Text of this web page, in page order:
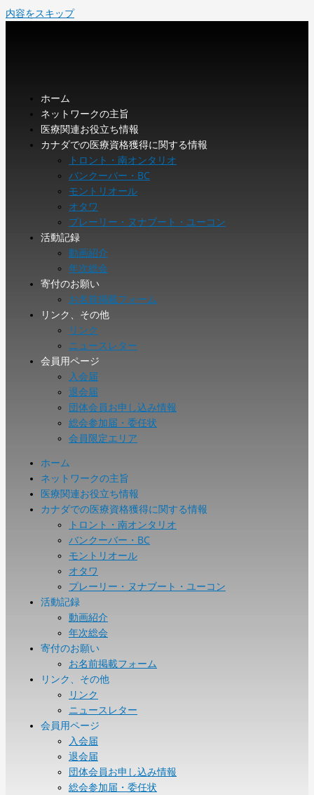
内容をスキップ
ホーム
ネットワークの主旨
医療関連お役立ち情報
カナダでの医療資格獲得に関する情報
トロント・南オンタリオ
バンクーバー・BC
モントリオール
オタワ
プレーリー・ヌナブート・ユーコン
活動記録
動画紹介
年次総会
寄付のお願い
お名前掲載フォーム
リンク、その他
リンク
ニュースレター
会員用ページ
入会届
退会届
団体会員お申し込み情報
総会参加届・委任状
会員限定エリア
ホーム
ネットワークの主旨
医療関連お役立ち情報
カナダでの医療資格獲得に関する情報
トロント・南オンタリオ
バンクーバー・BC
モントリオール
オタワ
プレーリー・ヌナブート・ユーコン
活動記録
動画紹介
年次総会
寄付のお願い
お名前掲載フォーム
リンク、その他
リンク
ニュースレター
会員用ページ
入会届
退会届
団体会員お申し込み情報
総会参加届・委任状